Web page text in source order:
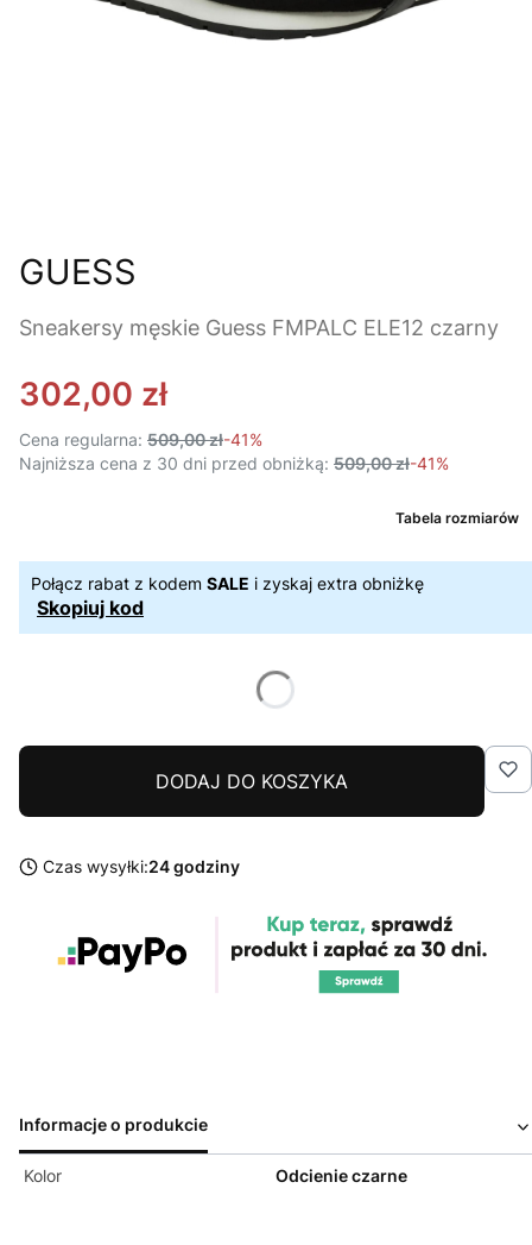
GUESS
Sneakersy męskie Guess FMPALC ELE12 czarny
302,00 zł
Cena regularna: 509,00 zł-41%
Najniższa cena z 30 dni przed obniżką: 509,00 zł-41%
Tabela rozmiarów
Połącz rabat z kodem SALE i zyskaj extra obniżkę
Skopiuj kod
DODAJ DO KOSZYKA
Czas wysyłki:24 godziny
Informacje o produkcie
Kolor Odcienie czarne